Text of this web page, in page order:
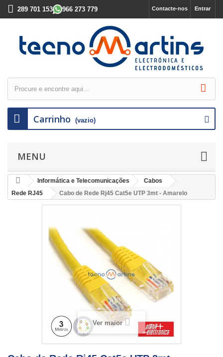
Entrar
Contacte-nos
289 701 153 966 273 779
Carrinho (vazio)
MENU
Informática e Telecomunicações
Cabos
Rede RJ45
Cabo de Rede Rj45 Cat5e UTP 3mt - Amarelo
Ver maior